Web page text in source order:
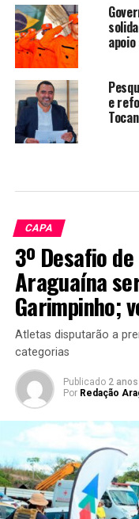
e
CAPA
3º Desafio
Araguaína
Garimpinho;
Atletas disputarão a
categorias
Publicado 2
Por Redação